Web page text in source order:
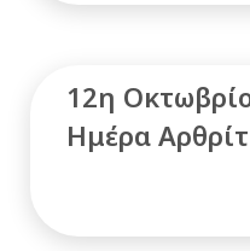
12η
Ημέρα